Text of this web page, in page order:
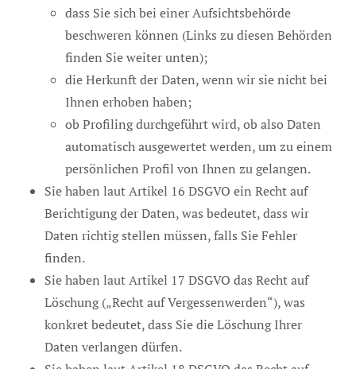
dass Sie sich bei einer Aufsichtsbehörde
beschweren können (Links zu diesen Behörden
finden Sie weiter unten);
die Herkunft der Daten, wenn wir sie nicht bei
Ihnen erhoben haben;
ob Profiling durchgeführt wird, ob also Daten
automatisch ausgewertet werden, um zu einem
persönlichen Profil von Ihnen zu gelangen.
Sie haben laut Artikel 16 DSGVO ein Recht auf
Berichtigung der Daten, was bedeutet, dass wir
Daten richtig stellen müssen, falls Sie Fehler
finden.
Sie haben laut Artikel 17 DSGVO das Recht auf
Löschung („Recht auf Vergessenwerden“), was
konkret bedeutet, dass Sie die Löschung Ihrer
Daten verlangen dürfen.